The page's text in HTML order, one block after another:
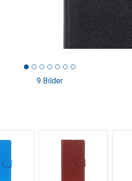
9 Bilder